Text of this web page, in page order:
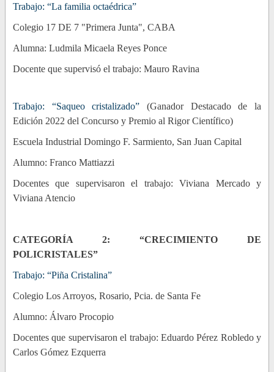
Trabajo: “La familia octaédrica”
Colegio 17 DE 7 "Primera Junta", CABA
Alumna: Ludmila Micaela Reyes Ponce
Docente que supervisó el trabajo: Mauro Ravina
Trabajo: “Saqueo cristalizado” (Ganador Destacado de la
Edición 2022 del Concurso y Premio al Rigor Científico)
Escuela Industrial Domingo F. Sarmiento, San Juan Capital
Alumno: Franco Mattiazzi
Docentes que supervisaron el trabajo: Viviana Mercado y
Viviana Atencio
CATEGORÍA 2: “CRECIMIENTO DE
POLICRISTALES”
Trabajo: “Piña Cristalina”
Colegio Los Arroyos, Rosario, Pcia. de Santa Fe
Alumno: Álvaro Procopio
Docentes que supervisaron el trabajo: Eduardo Pérez Robledo y
Carlos Gómez Ezquerra